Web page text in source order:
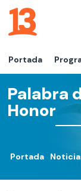
Portada
Palabra
Honor
Portada